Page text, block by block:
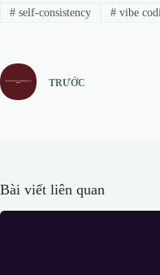
#self-consistency #vibe
TRƯỚC
Bài viết liên quan